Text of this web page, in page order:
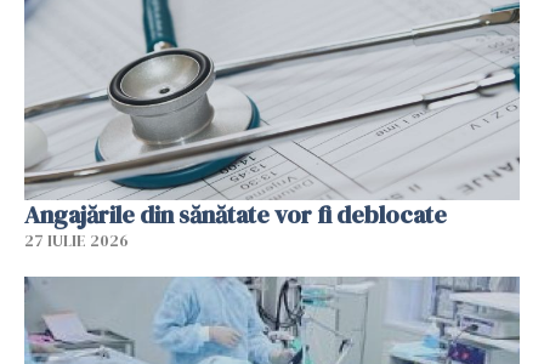
Angajările din sănătate vor fi deblocate
27 IULIE 2026